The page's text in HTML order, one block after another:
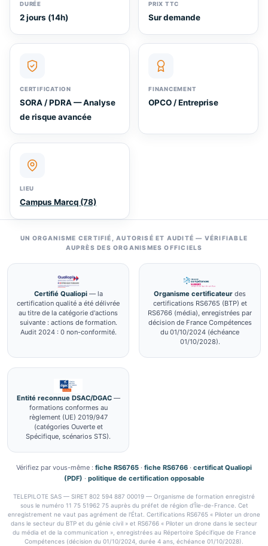
DURÉE
2 jours (14h)
PRIX TTC
Sur demande
CERTIFICATION
SORA / PDRA — Analyse
de risque avancée
FINANCEMENT
OPCO / Entreprise
LIEU
Campus Marcq (78)
UN ORGANISME CERTIFIÉ, AUTORISÉ ET AUDITÉ — VÉRIFIABLE
AUPRÈS DES ORGANISMES OFFICIELS
Certifié Qualiopi— la
certification qualité a été délivrée
au titre de la catégorie d'actions
suivante : actions de formation.
Audit 2024 : 0 non-conformité.
Organisme certificateur des
certifications RS6765 (BTP) et
RS6766 (média), enregistrées par
décision de France Compétences
du 01/10/2024 (échéance
01/10/2028).
Entité reconnue DSAC/DGAC—
formations conformes au
règlement (UE) 2019/947
(catégories Ouverte et
Spécifique, scénarios STS).
Vérifiez par vous-même : fiche RS6765 · fiche RS6766 · certificat Qualiopi
(PDF) · politique de certification opposable
TELEPILOTE SAS — SIRET 802 594 887 00019 — Organisme de formation enregistré
sous le numéro 11 75 51962 75 auprès du préfet de région d'Île-de-France. Cet
enregistrement ne vaut pas agrément de l'État. Certifications RS6765 « Piloter un drone
dans le secteur du BTP et du génie civil » et RS6766 « Piloter un drone dans le secteur
du média et de la communication », enregistrées au Répertoire Spécifique de France
Compétences (décision du 01/10/2024, durée 4 ans, échéance 01/10/2028).